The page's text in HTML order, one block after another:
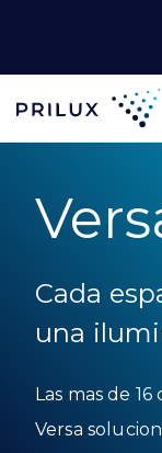
Cada
una
Las mas de
Versa